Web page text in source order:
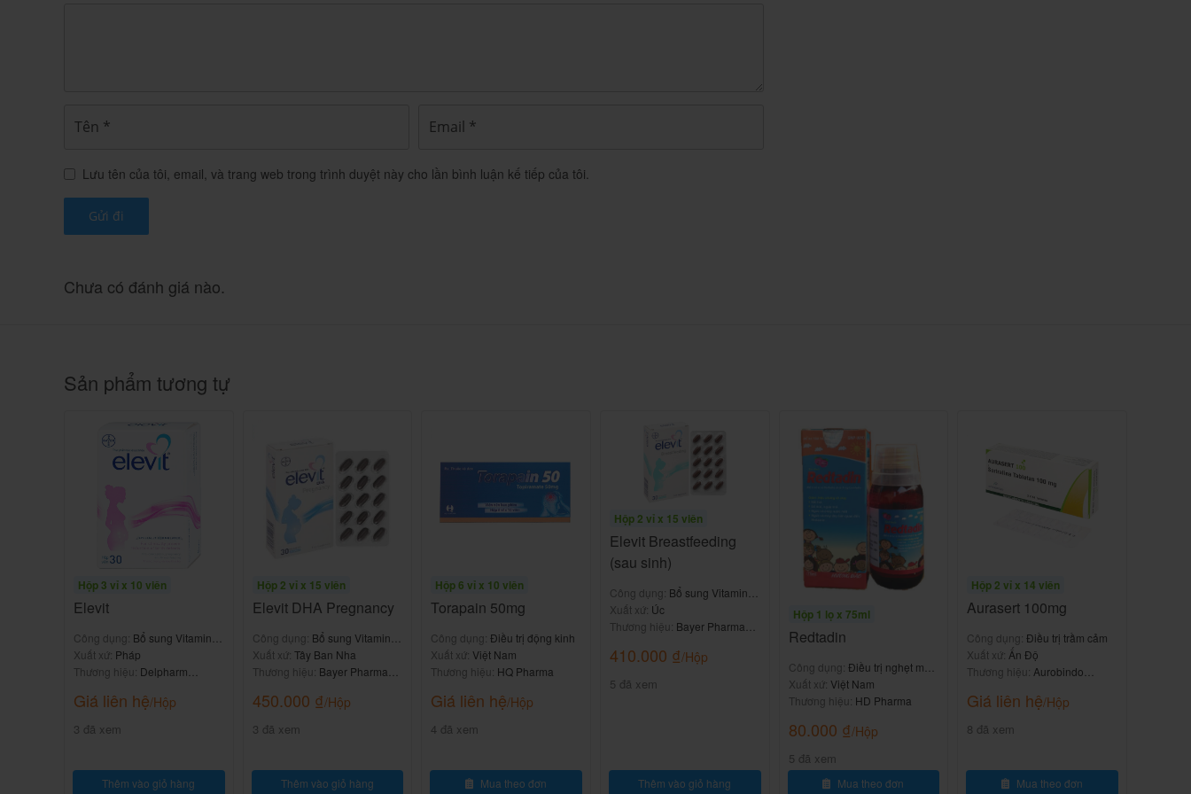
-Không nên đeo kính áp tròng khi đang sử dụng thuốc.
Lái xe và vận hành máy móc:
-Thị lực bị ảnh hưởng khi dùng thuốc, nên thận trọng với đối tượng này.
-Phù mạch.
-Nổi mề đay.
-Nhức mắt nhẹ.
-Viêm kết mạc,…
Nên dùng thuốc Virupos 30mg/g như thế nào và liều lượng?
Tuân thủ chặt chẽ theo đơn thuốc của bác sĩ điều trị hoặc nhân viên y tế.
Cách dùng thuốc:
Lưu tên của tôi, email, và trang web trong trình duyệt này cho lần bình luận kế tiếp của tôi.
Chưa có đánh giá nào.
Sản phẩm tương tự
Hộp 3 vỉ x 10 viên
Elevit
Công dụng: Bổ sung Vitamin &
khoáng chất
Xuất xứ: Pháp
Thương hiệu: Delpharm
Giá liên hệ/Hộp
3 đã xem
Thêm vào giỏ hàng
Hộp 2 vỉ x 15 viên
Elevit DHA Pregnancy
Công dụng: Bổ sung Vitamin &
khoáng chất
Xuất xứ: Tây Ban Nha
Thương hiệu: Bayer Pharma
450.000 ₫/Hộp
3 đã xem
Thêm vào giỏ hàng
Hộp 6 vỉ x 10 viên
Torapain 50mg
Công dụng: Điều trị động kinh
Xuất xứ: Việt Nam
Thương hiệu: HQ Pharma
Giá liên hệ/Hộp
4 đã xem
Mua theo đơn
Hộp 2 vỉ x 15 viên
Elevit Breastfeeding
(sau sinh)
Công dụng: Bổ sung Vitamin &
khoáng chất
Xuất xứ: Úc
Thương hiệu: Bayer Pharma
410.000 ₫/Hộp
5 đã xem
Thêm vào giỏ hàng
Hộp 1 lọ x 75ml
Redtadin
Công dụng: Điều trị nghẹt mũi,
nổi mề đay
Xuất xứ: Việt Nam
Thương hiệu: HD Pharma
80.000 ₫/Hộp
5 đã xem
Mua theo đơn
Hộp 2 vỉ x 14 viên
Aurasert 100mg
Công dụng: Điều trị trầm cảm
Xuất xứ: Ấn Độ
Thương hiệu: Aurobindo
Giá liên hệ/Hộp
8 đã xem
Mua theo đơn